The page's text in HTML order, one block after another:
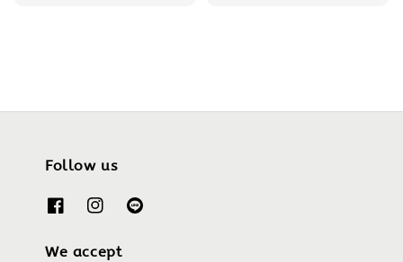
Follow us
We accept